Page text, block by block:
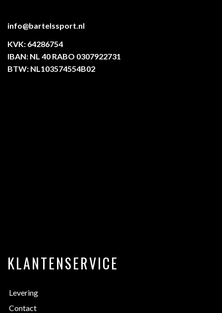
info@bartelssport.nl
KVK: 64286754
IBAN: NL 40 RABO 0307922731
BTW: NL103574554B02
KLANTENSERVICE
Levering
Contact